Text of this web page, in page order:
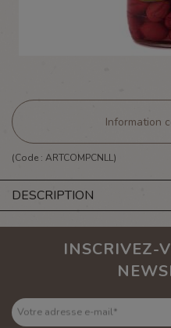
Information
(Code : ARTCOMPCNLL)
DESCRIPTION
INSCRIVEZ-
Votre adresse e-mail*